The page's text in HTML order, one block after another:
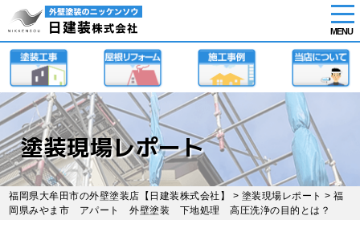
Skip
main
content
MENU
塗装現場レポート
福岡県大牟田市の外壁塗装店【日建装株式会社】 > 塗装現場レポート > 福
岡県みやま市 アパート 外壁塗装 下地処理 高圧洗浄の目的とは？